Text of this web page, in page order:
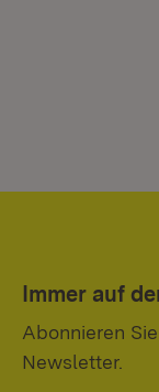
Immer auf
Abonnieren
Newsletter.